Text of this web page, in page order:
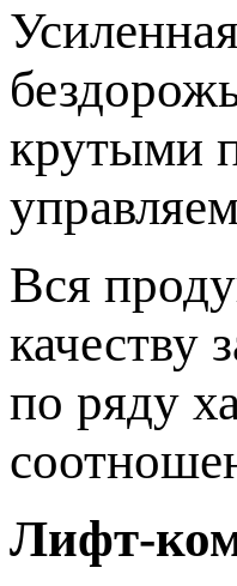
крутыми
Вся
качеству
по ряду
Лифт-